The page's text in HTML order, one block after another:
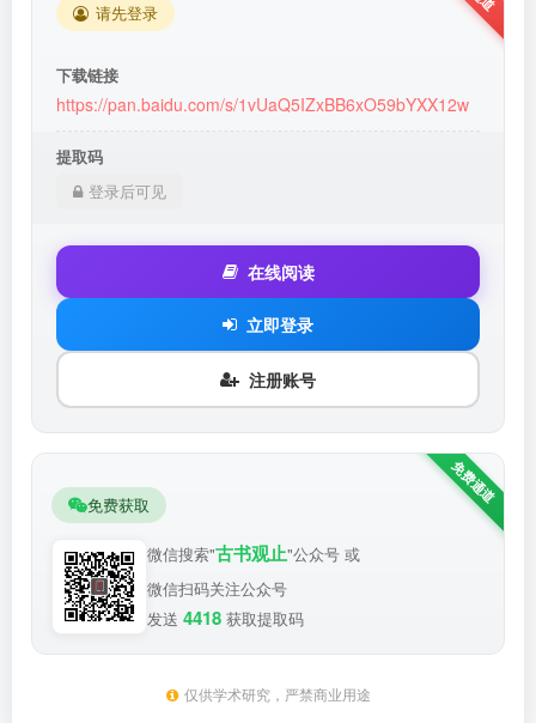
请先登录
下载链接
https://pan.baidu.com/s/1vUaQ5IZxBB6xO59bYXX12w
提取码
登录后可见
在线阅读
立即登录
注册账号
免费获取
微信搜索"古书观止"公众号 或
微信扫码关注公众号
发送 4418 获取提取码
仅供学术研究，严禁商业用途